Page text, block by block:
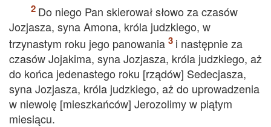
Do niego Pan skierował słowo za czasów
Jozjasza, syna Amona, króla judzkiego, w
trzynastym roku jego panowania
i następnie za
czasów Jojakima, syna Jozjasza, króla judzkiego, aż
do końca jedenastego roku [rządów] Sedecjasza,
syna Jozjasza, króla judzkiego, aż do uprowadzenia
w niewolę [mieszkańców] Jerozolimy w piątym
miesiącu.